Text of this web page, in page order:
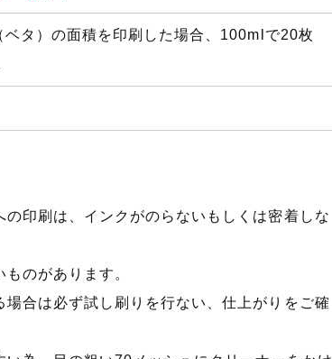
タ）の面積を印刷した場合、100mlで20枚
印刷は、インクがのらないもしくは密着しな
のがあります。
合は必ず試し刷りを行ない、仕上がりをご確